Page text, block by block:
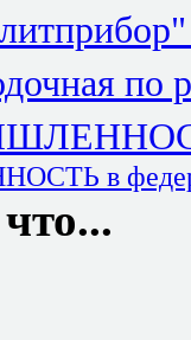
по
в